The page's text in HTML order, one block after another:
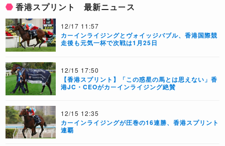
香港スプリント 最新ニュース
12/17 11:57
カーインライジングとヴォイッジバブル、香港国際競
走後も元気一杯で次戦は1月25日
12/15 17:50
【香港スプリント】「この惑星の馬とは思えない」香
港JC・CEOがカーインライジング絶賛
12/15 12:35
​カーインライジングが圧巻の16連勝、香港スプリント
連覇